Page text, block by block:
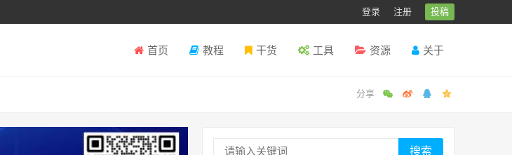
登录 注册 投稿
首页 教程 干货 工具 资源 关于
搜索